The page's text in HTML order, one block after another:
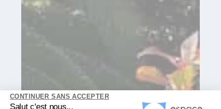
CONTINUER SANS ACCEPTER
Salut c'est nous...